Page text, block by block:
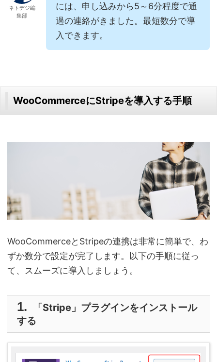
ネトデジ編
集部
には、申し込みから5～6分程度で通
過の連絡がきました。最短数分で導
入できます。
WooCommerceにStripeを導入する手順
WooCommerceとStripeの連携は非常に簡単で、わ
ずか数分で設定が完了します。以下の手順に従っ
て、スムーズに導入しましょう。
「Stripe」プラグインをインストール
する